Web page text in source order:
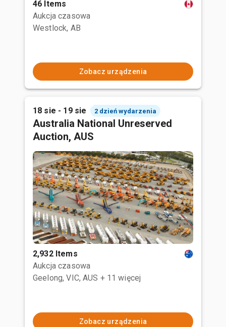
46 Items
Aukcja czasowa
Westlock, AB
Zobacz urządzenia
18 sie - 19 sie 2 dzień wydarzenia
Australia National Unreserved
Auction, AUS
2,932 Items
Aukcja czasowa
Geelong, VIC, AUS + 11 więcej
Zobacz urządzenia